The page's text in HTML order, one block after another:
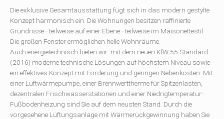
Die exklusive Gesamtausstattung fügt sich in das modern gestylte
Konzept harmonisch ein. Die Wohnungen besitzen raffinierte
Grundrisse - teilweise auf einer Ebene - teilweise im Maisonettestil.
Die großen Fenster ermöglichen helle Wohnräume.
Auch energietechnisch bieten wir mit dem neuen KfW 55-Standard
(2016) moderne technische Lösungen auf höchstem Niveau sowie
ein effektives Konzept mit Förderung und geringen Nebenkosten. Mit
einer Luftwärmepumpe, einer Brennwerttherme für Spitzenlasten,
dezentralen Frischwasserstationen und einer Niedrigtemperatur-
Fußbodenheizung sind Sie auf dem neusten Stand. Durch die
vorgesehene Lüftungsanlage mit Wärmerückgewinnung haben Sie